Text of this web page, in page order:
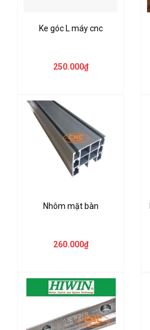
Ke góc L máy cnc
250.000₫
Nhôm mặt bàn
260.000₫